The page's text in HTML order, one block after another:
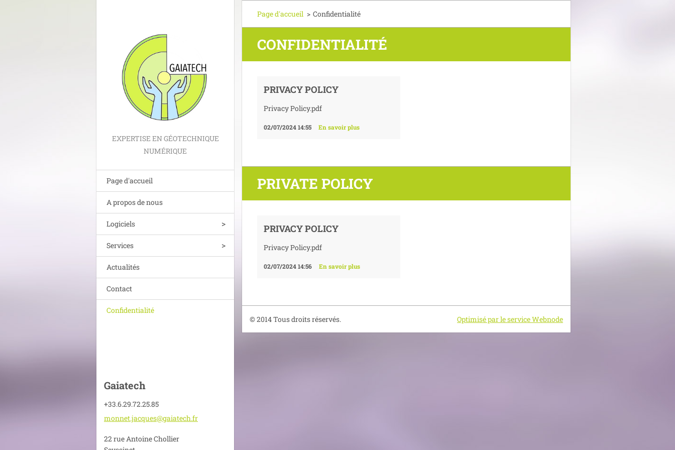
EXPERTISE EN GÉOTECHNIQUE
NUMÉRIQUE
Page d'accueil
A propos de nous
Logiciels
Services
Actualités
Contact
Confidentialité
Gaiatech
+33.6.29.72.25.85
monnet.jacques@gaiatech.fr
22 rue Antoine Chollier
Page d'accueil > Confidentialité
CONFIDENTIALITÉ
PRIVACY POLICY
Privacy Policy.pdf
02/07/2024 14:55 En savoir plus
PRIVATE POLICY
PRIVACY POLICY
Privacy Policy.pdf
02/07/2024 14:56 En savoir plus
© 2014 Tous droits réservés. Optimisé par le service Webnode